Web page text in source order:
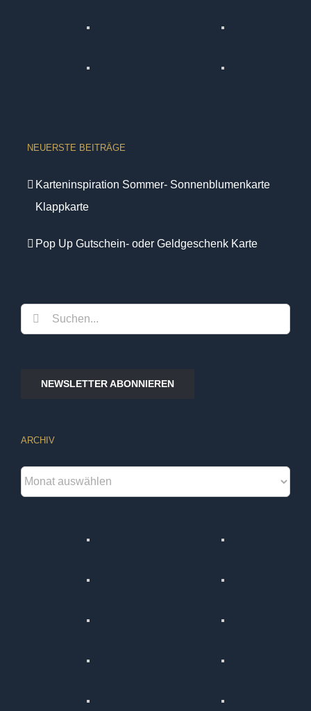
NEUERSTE BEITRÄGE
Karteninspiration Sommer- Sonnenblumenkarte
Klappkarte
Pop Up Gutschein- oder Geldgeschenk Karte
Suche
nach:
NEWSLETTER ABONNIEREN
ARCHIV
Archiv